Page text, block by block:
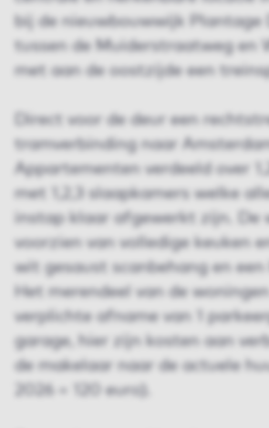
bij de nieuwbouwwijk Plantage
tussen de Muiderstraatweg en
met aan de oostzijde een
Direct voor de deur een
tramverbinding naar
Appartementen verdeeld over
met 1,2,3 slaapkamers welke
instap klaar afgewerkt zijn. De
voorzien van volledige keuken
wit gesaust scanbehang en een
Het merendeel van de
verplichte afname van 1
garage, hier zijn kosten aan
de makelaar naar de actuele
2026 = 120 euro).